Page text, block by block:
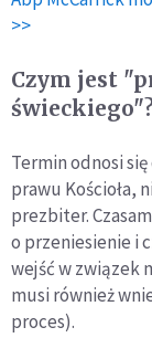
>>
Czym jest
Termin odnosi
prawu Kościoła,
prezbiter.
o przeniesienie i
wejść w związek
musi również
proces).